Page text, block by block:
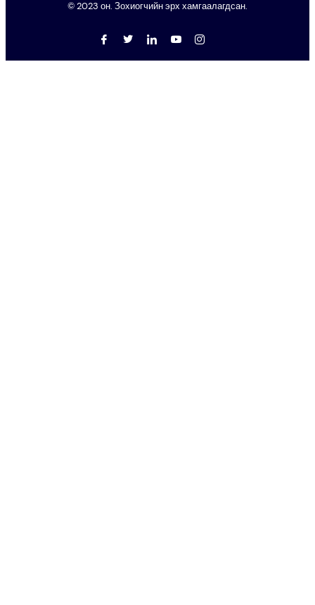
© 2023 он. Зохиогчийн эрх хамгаалагдсан.